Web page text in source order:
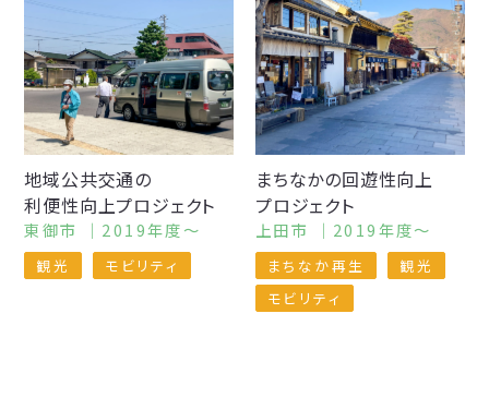
地域公共交通の
利便性向上プロジェクト
東御市 ｜2019年度〜
観光 モビリティ
まちなかの回遊性向上
プロジェクト
上田市 ｜2019年度〜
まちなか再生
観光
モビリティ